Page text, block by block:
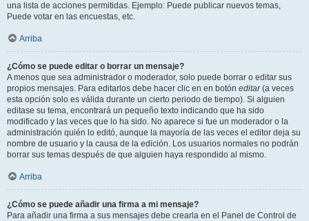
una lista de acciones permitidas. Ejemplo: Puede publicar nuevos temas,
Puede votar en las encuestas, etc.
Arriba
¿Cómo se puede editar o borrar un mensaje?
A menos que sea administrador o moderador, solo puede borrar o editar sus
propios mensajes. Para editarlos debe hacer clic en en botón editar(a veces
esta opción solo es válida durante un cierto periodo de tiempo). Si alguien
editase su tema, encontrará un pequeño texto indicando que ha sido
modificado y las veces que lo ha sido. No aparece si fue un moderador o la
administración quién lo editó, aunque la mayoría de las veces el editor deja su
nombre de usuario y la causa de la edición. Los usuarios normales no podrán
borrar sus temas después de que alguien haya respondido al mismo.
Arriba
¿Cómo se puede añadir una firma a mi mensaje?
Para añadir una firma a sus mensajes debe crearla en el Panel de Control de